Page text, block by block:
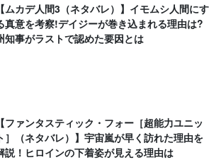
【ムカデ人間3（ネタバレ）】イモムシ人間にす
真意を考察!デイジーが巻き込まれる理由は?
知事がラストで認めた要因とは
【ファンタスティック・フォー［超能力ユニッ
］（ネタバレ）】宇宙嵐が早く訪れた理由を
説！ヒロインの下着姿が見える理由は